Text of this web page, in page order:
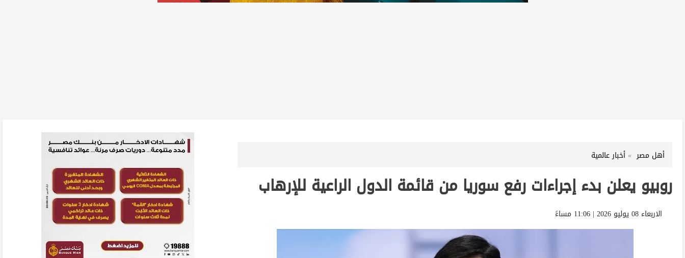
أهل مصر أخبار عالمية
روبيو يعلن بدء إجراءات رفع سوريا من قائمة الدول الراعية للإرهاب
الاربعاء 08 يوليو 2026 | 11:06 مساءً